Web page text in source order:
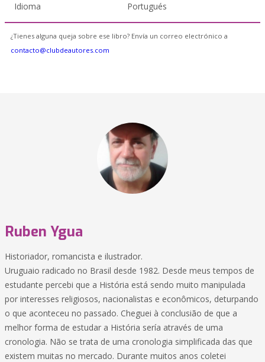
Idioma Portugués
¿Tienes alguna queja sobre ese libro? Envía un correo electrónico a
contacto@clubdeautores.com
Ruben Ygua
Historiador, romancista e ilustrador.
Uruguaio radicado no Brasil desde 1982. Desde meus tempos de
estudante percebi que a História está sendo muito manipulada
por interesses religiosos, nacionalistas e econômicos, deturpando
o que aconteceu no passado. Cheguei à conclusião de que a
melhor forma de estudar a História sería através de uma
cronologia. Não se trata de uma cronologia simplificada das que
existem muitas no mercado. Durante muitos anos coletei